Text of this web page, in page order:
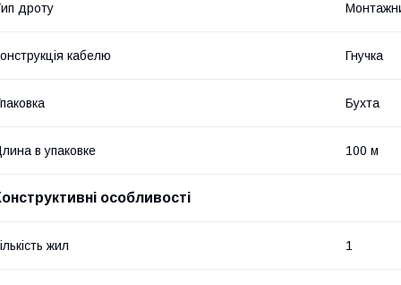
дроту
кабелю Гнучка
Бухта
в упаковке 100 м
особливості
жил 1